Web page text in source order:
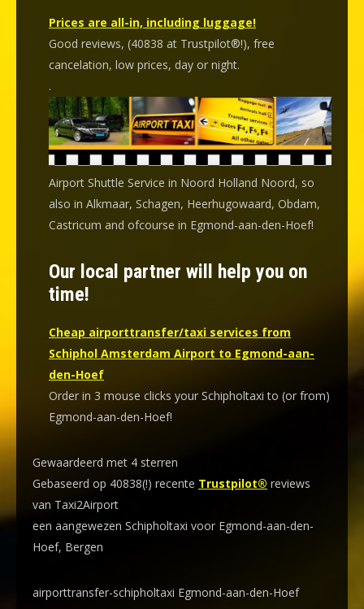
Prices are all-in, including luggage!
Good reviews, (40838 at Trustpilot®!), free
cancelation, low prices, day or night.
.
Airport Shuttle Service in Noord Holland Noord, so
also in Alkmaar, Schagen, Heerhugowaard, Obdam,
Castricum and ofcourse in Egmond-aan-den-Hoef!
Our local partner will help you on
time!
Cheap airporttransfer/taxi services from
Schiphol Amsterdam Airport to Egmond-aan-
den-Hoef
Order in 3 mouse clicks your Schipholtaxi to (or from)
Egmond-aan-den-Hoef!
Gewaardeerd met 4 sterren
Gebaseerd op 40838(!) recente Trustpilot® reviews
van Taxi2Airport
een aangewezen Schipholtaxi voor Egmond-aan-den-
Hoef, Bergen
airporttransfer-schipholtaxi Egmond-aan-den-Hoef